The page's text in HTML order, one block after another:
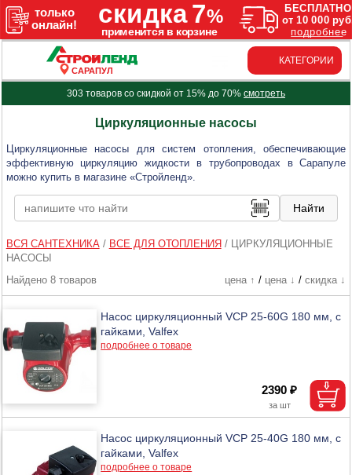
САРАПУЛ
КАТЕГОРИИ
303 товаров со скидкой от 15% до 70% смотреть
Циркуляционные насосы
Циркуляционные насосы для систем отопления, обеспечивающие
эффективную циркуляцию жидкости в трубопроводах в Сарапуле
можно купить в магазине «Стройленд».
ВСЯ САНТЕХНИКА/ ВСЕ ДЛЯ ОТОПЛЕНИЯ /
ЦИРКУЛЯЦИОННЫЕ
НАСОСЫ
Найдено 8 товаров
цена ↑ / цена ↓ / скидка ↓
Насос циркуляционный VCP 25-60G 180 мм, с
гайками, Valfex
подробнее о товаре
2390 ₽
Насос циркуляционный VCP 25-40G 180 мм, с
гайками, Valfex
подробнее о товаре